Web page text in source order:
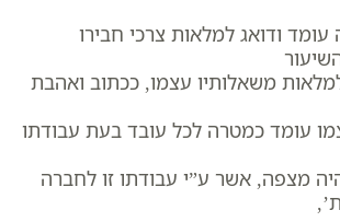
עומד ודואג למלאות צרכי חבירו
משאלותיו עצמו, ככתוב ואהבת
עומד כמטרה לכל עובד בעת עבודתו
מצפה, אשר ע”י עבודתו זו לחברה